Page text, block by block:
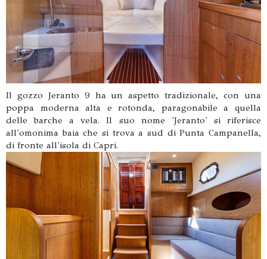
Il gozzo Jeranto 9 ha un aspetto tradizionale, con una
poppa moderna alta e rotonda, paragonabile a quella
delle barche a vela. Il suo nome 'Jeranto' si riferisce
all'omonima baia che si trova a sud di Punta Campanella,
di fronte all'isola di Capri.